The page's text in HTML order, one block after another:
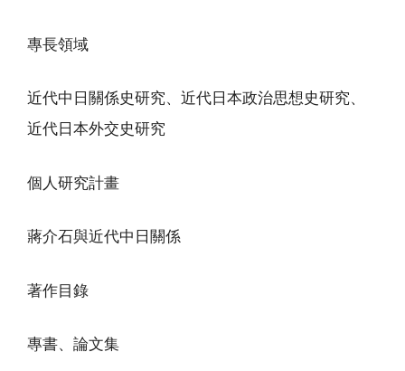
專長領域
近代中日關係史研究、近代日本政治思想史研究、
近代日本外交史研究
個人研究計畫
蔣介石與近代中日關係
著作目錄
專書、論文集